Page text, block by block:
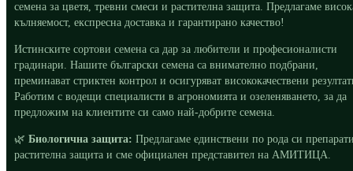
семена за цветя, тревни смеси и растителна защита. Предлагаме
кълняемост, експресна доставка и гарантирано качество!
Истинските сортови семена са дар за любители и професионалисти
градинари. Нашите български семена са внимателно подбрани,
преминават стриктен контрол и осигуряват висококачествени
Работим с водещи специалисти в агрономията и озеленяването, за да
предложим на клиентите си само най-добрите семена.
🌿 Биологична защита: Предлагаме единствени по рода си
растителна защита и сме официален представител на АМИТИЦА.